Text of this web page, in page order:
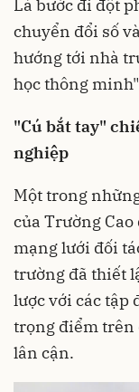
Là bước đi đột
chuyển đổi số
hướng tới nhà
học thông
"Cú bắt tay"
nghiệp
Một trong
của Trường
mạng lưới đối
trường đã thiết
lược với các tập
trọng điểm trên
lân cận.